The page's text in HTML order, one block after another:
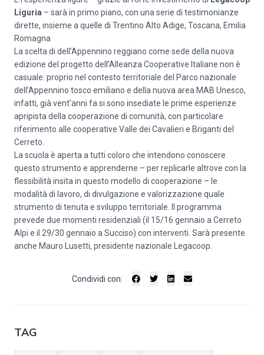
Liguria – sarà in primo piano, con una serie di testimonianze
dirette, insieme a quelle di Trentino Alto Adige, Toscana, Emilia
Romagna
La scelta di dell’Appennino reggiano come sede della nuova
edizione del progetto dell’Alleanza Cooperative Italiane non è
casuale: proprio nel contesto territoriale del Parco nazionale
dell’Appennino tosco emiliano e della nuova area MAB Unesco,
infatti, già vent’anni fa si sono insediate le prime esperienze
apripista della cooperazione di comunità, con particolare
riferimento alle cooperative Valle dei Cavalieri e Briganti del
Cerreto.
La scuola è aperta a tutti coloro che intendono conoscere
questo strumento e apprenderne – per replicarle altrove con la
flessibilità insita in questo modello di cooperazione – le
modalità di lavoro, di divulgazione e valorizzazione quale
strumento di tenuta e sviluppo territoriale. Il programma
prevede due momenti residenziali (il 15/16 gennaio a Cerreto
Alpi e il 29/30 gennaio a Succiso) con interventi. Sarà presente
anche Mauro Lusetti, presidente nazionale Legacoop.
Condividi con:
TAG